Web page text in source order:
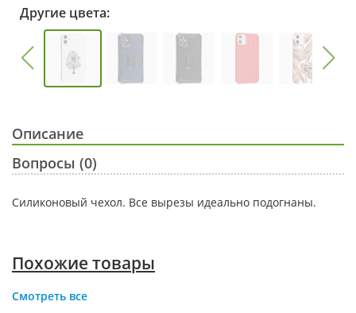
Другие цвета:
Описание
Вопросы (0)
Силиконовый чехол. Все вырезы идеально подогнаны.
Похожие товары
Смотреть все